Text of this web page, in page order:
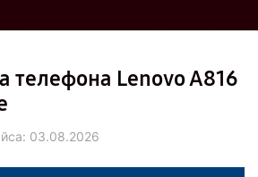
телефона Lenovo A816
03.08.2026